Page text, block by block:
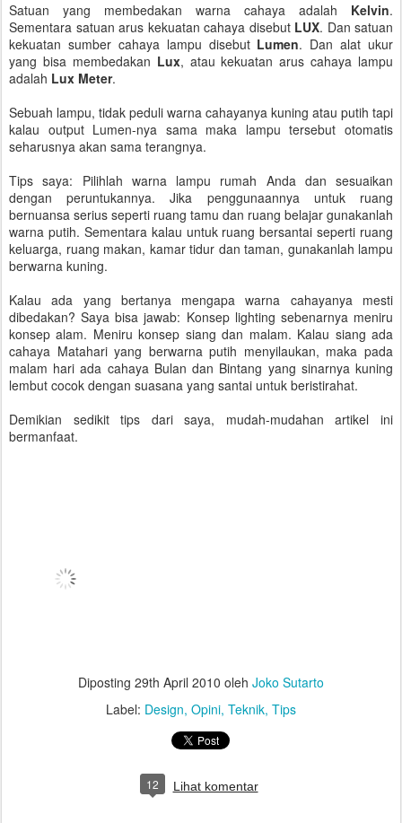
Satuan yang membedakan warna cahaya adalah Kelvin.
Sementara satuan arus kekuatan cahaya disebut LUX. Dan satuan
kekuatan sumber cahaya lampu disebut Lumen. Dan alat ukur
yang bisa membedakan Lux, atau kekuatan arus cahaya lampu
adalah Lux Meter.
Sebuah lampu, tidak peduli warna cahayanya kuning atau putih tapi
kalau output Lumen-nya sama maka lampu tersebut otomatis
seharusnya akan sama terangnya.
Tips saya: Pilihlah warna lampu rumah Anda dan sesuaikan
dengan peruntukannya. Jika penggunaannya untuk ruang
bernuansa serius seperti ruang tamu dan ruang belajar gunakanlah
warna putih. Sementara kalau untuk ruang bersantai seperti ruang
keluarga, ruang makan, kamar tidur dan taman, gunakanlah lampu
berwarna kuning.
Kalau ada yang bertanya mengapa warna cahayanya mesti
dibedakan? Saya bisa jawab: Konsep lighting sebenarnya meniru
konsep alam. Meniru konsep siang dan malam. Kalau siang ada
cahaya Matahari yang berwarna putih menyilaukan, maka pada
malam hari ada cahaya Bulan dan Bintang yang sinarnya kuning
lembut cocok dengan suasana yang santai untuk beristirahat.
Demikian sedikit tips dari saya, mudah-mudahan artikel ini
bermanfaat.
Diposting 29th April 2010 oleh Joko Sutarto
Label: Design Opini Teknik Tips
12 Lihat komentar